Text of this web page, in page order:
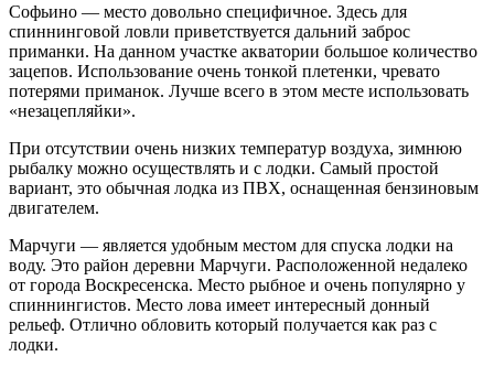
Софьино — место довольно специфичное. Здесь для
спиннинговой ловли приветствуется дальний заброс
приманки. На данном участке акватории большое количество
зацепов. Использование очень тонкой плетенки, чревато
потерями приманок. Лучше всего в этом месте использовать
«незацепляйки».
При отсутствии очень низких температур воздуха, зимнюю
рыбалку можно осуществлять и с лодки. Самый простой
вариант, это обычная лодка из ПВХ, оснащенная бензиновым
двигателем.
Марчуги — является удобным местом для спуска лодки на
воду. Это район деревни Марчуги. Расположенной недалеко
от города Воскресенска. Место рыбное и очень популярно у
спиннингистов. Место лова имеет интересный донный
рельеф. Отлично обловить который получается как раз с
лодки.